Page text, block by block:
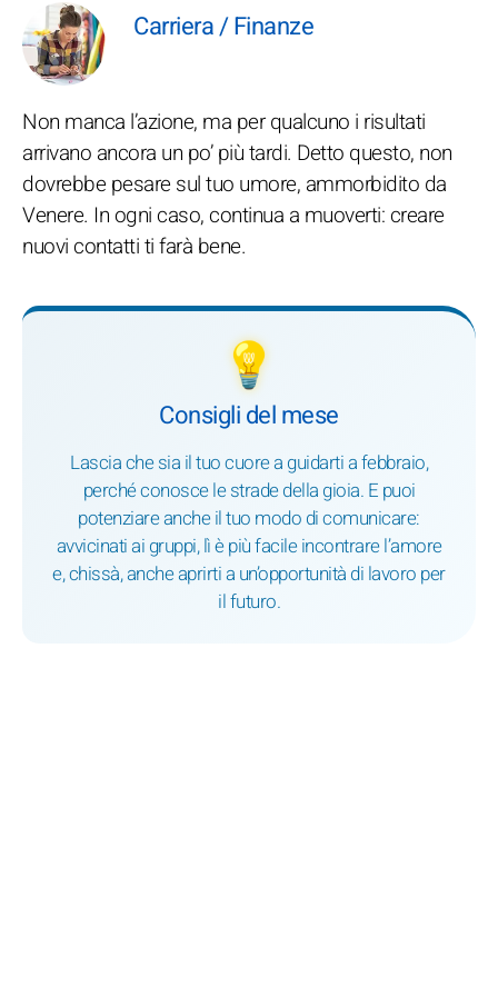
Carriera / Finanze
Non manca l’azione, ma per qualcuno i risultati
arrivano ancora un po’ più tardi. Detto questo, non
dovrebbe pesare sul tuo umore, ammorbidito da
Venere. In ogni caso, continua a muoverti: creare
nuovi contatti ti farà bene.
💡
Consigli del mese
Lascia che sia il tuo cuore a guidarti a febbraio,
perché conosce le strade della gioia. E puoi
potenziare anche il tuo modo di comunicare:
avvicinati ai gruppi, lì è più facile incontrare l’amore
e, chissà, anche aprirti a un’opportunità di lavoro per
il futuro.